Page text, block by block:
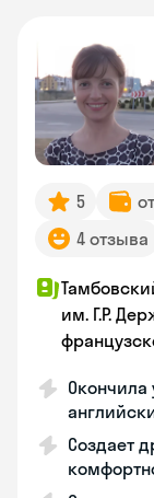
5
4 отзыва
им. Г.Р.
Окончила
Создает